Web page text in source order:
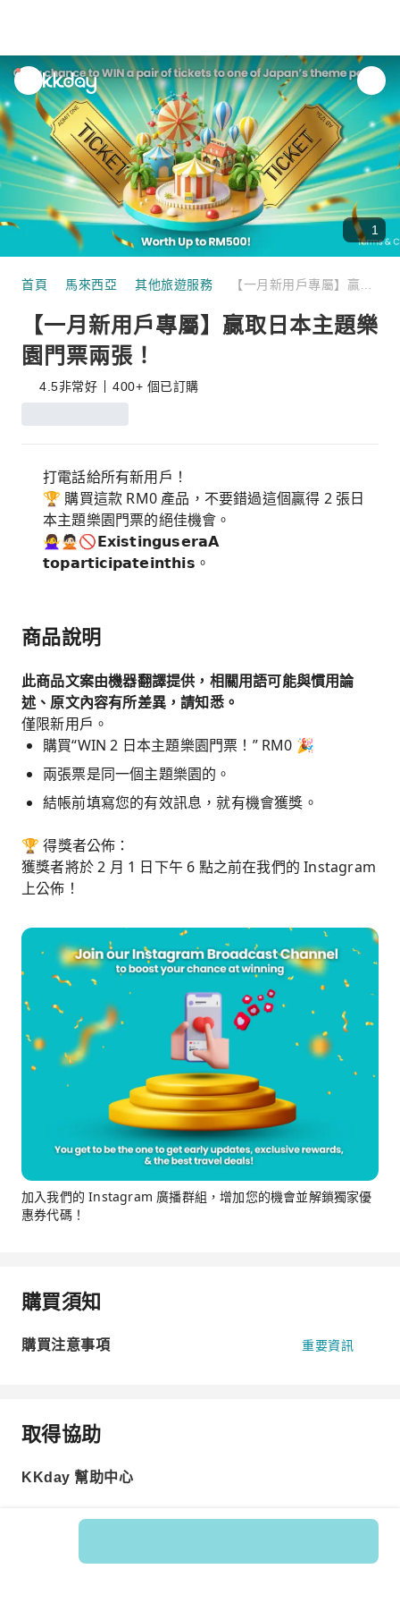
unread
notifications
1
首頁 馬來西亞 其他旅遊服務
【一月新用戶專屬】贏取日本主題樂
園門票兩張！
4.5非常好 400+ 個已訂購
打電話給所有新用戶！
🏆 購買這款 RM0 產品，不要錯過這個贏得 2 張日
本主題樂園門票的絕佳機會。
🙅‍♀️🙅🏻🚫𝗘𝘅𝗶𝘀𝘁𝗶𝗻𝗴𝘂𝘀𝗲𝗿𝗮𝗔
𝘁𝗼𝗽𝗮𝗿𝘁𝗶𝗰𝗶𝗽𝗮𝘁𝗲𝗶𝗻𝘁𝗵𝗶𝘀。
商品說明
此商品文案由機器翻譯提供，相關用語可能與慣用論
述、原文內容有所差異，請知悉。
僅限新用戶。
購買“WIN 2 日本主題樂園門票！” RM0 🎉
兩張票是同一個主題樂園的。
結帳前填寫您的有效訊息，就有機會獲獎。
🏆 得獎者公佈：
獲獎者將於 2 月 1 日下午 6 點之前在我們的 Instagram
上公佈！
加入我們的 Instagram 廣播群組，增加您的機會並解鎖獨家優
惠券代碼！
購買須知
購買注意事項 重要資訊
取得協助
KKday 幫助中心
商品編號: 265180